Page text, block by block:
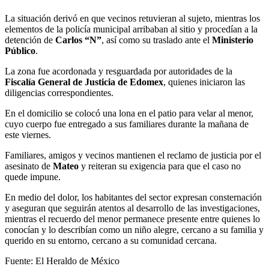
La situación derivó en que vecinos retuvieran al sujeto, mientras los
elementos de la policía municipal arribaban al sitio y procedían a la
detención de Carlos “N”, así como su traslado ante el Ministerio
Público.
La zona fue acordonada y resguardada por autoridades de la
Fiscalía General de Justicia de Edomex, quienes iniciaron las
diligencias correspondientes.
En el domicilio se colocó una lona en el patio para velar al menor,
cuyo cuerpo fue entregado a sus familiares durante la mañana de
este viernes.
Familiares, amigos y vecinos mantienen el reclamo de justicia por el
asesinato de Mateo y reiteran su exigencia para que el caso no
quede impune.
En medio del dolor, los habitantes del sector expresan consternación
y aseguran que seguirán atentos al desarrollo de las investigaciones,
mientras el recuerdo del menor permanece presente entre quienes lo
conocían y lo describían como un niño alegre, cercano a su familia y
querido en su entorno, cercano a su comunidad cercana.
Fuente: El Heraldo de México